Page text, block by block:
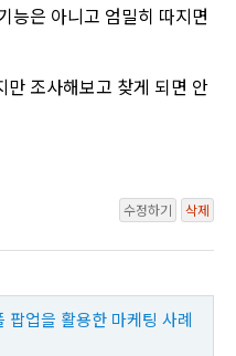
능은 아니고 엄밀히 따지면
조사해보고 찾게 되면 안
수정하기 삭제
팝업을 활용한 마케팅 사례